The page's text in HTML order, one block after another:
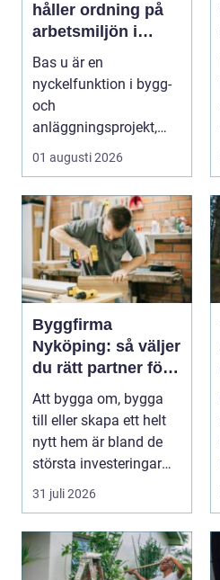
håller ordning på
arbetsmiljön i
byggprojekt
Bas u är en
nyckelfunktion i bygg-
och
anläggningsprojekt,
med ansvar för att
01 augusti 2026
Byggfirma
Nyköping: så väljer
du rätt partner för
ditt projekt
Att bygga om, bygga
till eller skapa ett helt
nytt hem är bland de
största investeringar
m...
31 juli 2026